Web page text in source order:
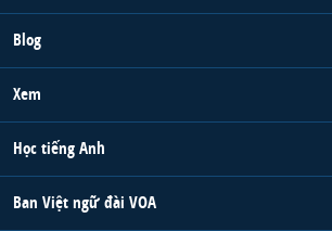
Blog
Xem
Học tiếng Anh
Ban Việt ngữ đài VOA